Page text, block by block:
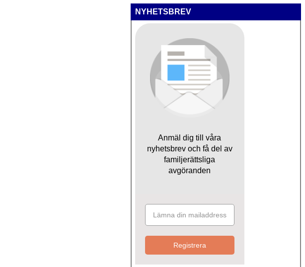
NYHETSBREV
Anmäl dig till våra
nyhetsbrev och få del av
familjerättsliga
avgöranden
Registrera